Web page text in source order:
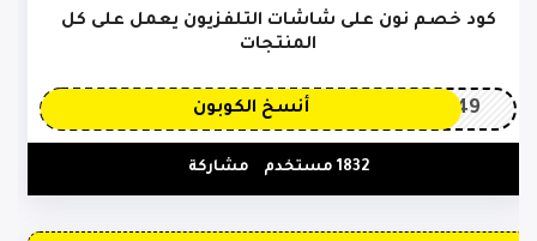
كود خصم نون على شاشات التلفزيون يعمل على كل
المنتجات
OP149 أنسخ الكوبون
1832 مستخدم مشاركة